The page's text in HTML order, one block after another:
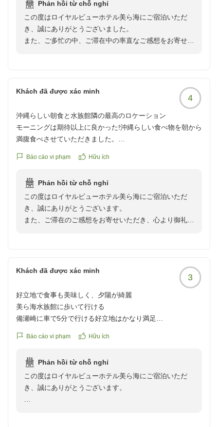
ております。
宿泊課 担当
アクティビティも満喫していただき、ご滞在の思い出づ
くりのお手伝いができましたことを嬉しく思います。
ごしいただけるホテルを目指してまいります。
また沖縄へお越しの際には、ぜひロイヤルビューホテル
美ら海へお帰りくださいませ。
スタッフ一同、心よりお待ちしております。
宿泊課 担当
目立ち、壁には血液のようなシミ、コンセントは延長コード
頼みのタコ足配線。シェードランプにはホコリ。これでは清
潔感や安全性に不安を感じます。
合すると、ビジネスホテル以下の滞在品質に感じられまし
チェックイン時には大浴場の案内もなく、こちらから尋ねて
初めて説明がありました。ルームウェアで共用部を利用でき
レスコードを指定するような雰囲気のホテルでもありませ
ウェルカムドリンクはファミリーレストランのドリンクバー
のような内容、かつ種類も少なく、「ラウンジ」と呼ぶには
程遠い印象でした。館内の廊下も薄暗く、全体的に古さや寂
唯一良かったのはフロントスタッフの対応です。外国人スタ
ッフも含め、皆さん丁寧で感じが良かっただけに、設備や運
営とのギャップが残念でした。現場の問題というより、経営
や設備投資の問題ではないかと感じます。
今回は備瀬でのシュノーケリング目的で立地と価格を重視し
美ら海水族館が目的の方や小さなお子さん連れには便利かも
しれませんが、我が家には合いませんでした。
また、おそらく表記にある「宿泊条件50%OFF」という表示
も、通常料金の半額という印象とは異なっていて、総合的に
お得感はなし。
Phản hồi từ chỗ nghỉ
この度はロイヤルビューホテル美ら海にご宿泊いただ
き、誠にありがとうございました。
また、ご多忙の中、ご滞在中の率直なご感想をお寄せい
もかかわらず、ご期待に沿うご滞在をご提供できません
お部屋の清掃状況や設備の管理、館内設備、チェックイ
ン時のご案内などにつきまして、ご不快な思いやご不便
いただいたご意見は関係部署と共有し、清掃品質の向上
す。
一方で、フロントスタッフの対応につきまして温かいお
言葉をいただきましたこと、スタッフ一同大変励みとな
この度は貴重なご意見をお寄せいただき、誠にありがと
うございました。
宿泊課 担当
Khách đã được xác minh
4
沖縄らしい朝食と水族館隣の最高のロケーション
モーニングは期待以上に良かった!沖縄らしい食べ物を朝から
満腹食べさせていただきました。
です
https://review.travel.rakuten.co.jp/hotel/voice/15062?
reviewId=33123478345009
Báo cáo vi phạm Hữu ích
Phản hồi từ chỗ nghỉ
この度はロイヤルビューホテル美ら海にご宿泊いただ
き、誠にありがとうございます。
また、ご滞在のご感想をお寄せいただき、心より御礼申
楽しみいただけたとのこと、大変嬉しく拝見いたしまし
郷土料理をはじめ、沖縄ならではの味覚をご満喫いただ
けたようで何よりでございます。
からの景色にもご満足いただけたとのこと、大変光栄に
次回お越しの際には、ソフトドリンクをお楽しみいただ
けるファミリーフリーバーや、卓球・ダーツ・フリスビ
Khách đã được xác minh
3
好立地で食事も美味しく、夕陽が綺麗
美ら海水族館に歩いて行ける
備瀬崎に車で5分で行ける好立地はかなり満足
部屋からは海が見えて夕陽が綺麗だった
ほぼ貸切で楽しめると思う
残念と言うか、、
ホテルのせいとは言い難いが、敷地内の汚水マンホールから
Báo cáo vi phạm Hữu ích
Phản hồi từ chỗ nghỉ
この度はロイヤルビューホテル美ら海にご宿泊いただ
き、誠にありがとうございます。